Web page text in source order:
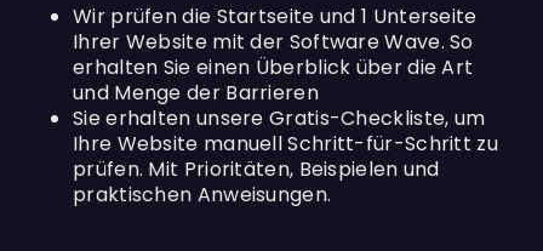
Wir prüfen die Startseite und 1 Unterseite
Ihrer Website mit der Software Wave. So
erhalten Sie einen Überblick über die Art
und Menge der Barrieren
Sie erhalten unsere Gratis-Checkliste, um
Ihre Website manuell Schritt-für-Schritt zu
prüfen. Mit Prioritäten, Beispielen und
praktischen Anweisungen.